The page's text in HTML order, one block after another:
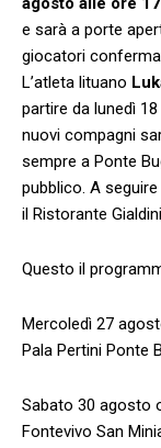
e sarà a porte
giocatori
L’atleta lituano
partire da lunedì
nuovi compagni
sempre a Ponte
pubblico. A
il Ristorante
Questo il
Mercoledì 27
Pala Pertini Ponte
Sabato 30 agosto
Fontevivo San